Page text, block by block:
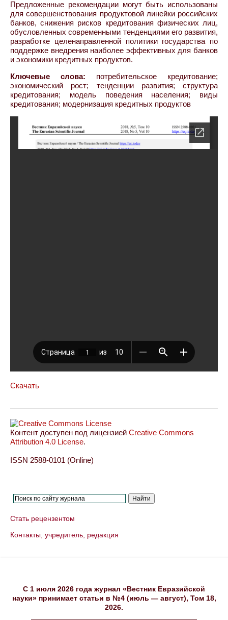
Предложенные рекомендации могут быть использованы
для совершенствования продуктовой линейки российских
банков, снижения рисков кредитования физических лиц,
обусловленных современными тенденциями его развития,
разработке целенаправленной политики государства по
поддержке внедрения наиболее эффективных для банков
и экономики кредитных продуктов.
Ключевые слова: потребительское кредитование;
экономический рост; тенденции развития; структура
кредитования; модель поведения населения; виды
кредитования; модернизация кредитных продуктов
Скачать
Контент доступен под лицензией Creative Commons
Attribution 4.0 License.
ISSN 2588-0101 (Online)
Стать рецензентом
Контакты, учредитель, редакция
C 1 июля 2026 года журнал «Вестник Евразийской
науки» принимает статьи в №4 (июль — август), Том 18,
2026.